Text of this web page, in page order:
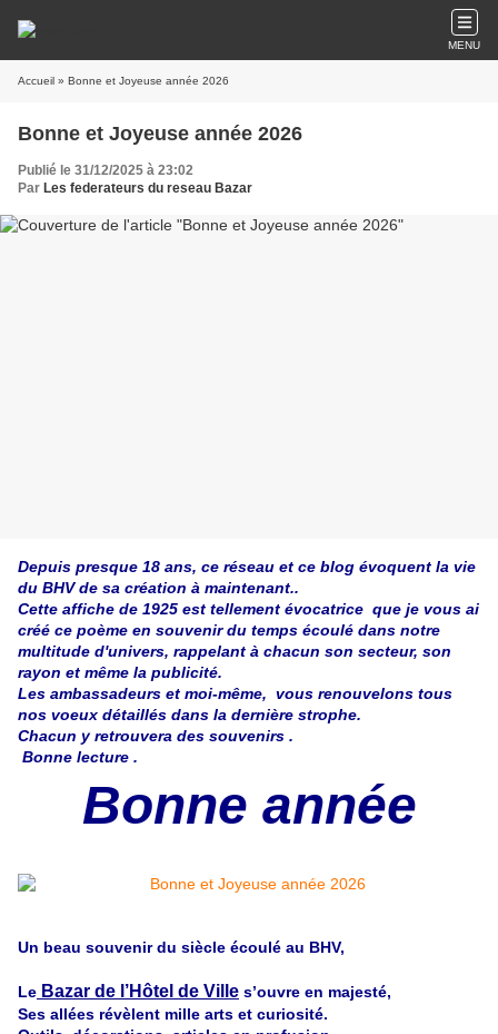
MENU
Accueil » Bonne et Joyeuse année 2026
Bonne et Joyeuse année 2026
Publié le 31/12/2025 à 23:02
Par Les federateurs du reseau Bazar
Depuis presque 18 ans, ce réseau et ce blog évoquent la vie
du BHV de sa création à maintenant..
Cette affiche de 1925 est tellement évocatrice que je vous ai
créé ce poème en souvenir du temps écoulé dans notre
multitude d'univers, rappelant à chacun son secteur, son
rayon et même la publicité.
Les ambassadeurs et moi-même, vous renouvelons tous
nos voeux détaillés dans la dernière strophe.
Chacun y retrouvera des souvenirs .
Bonne lecture .
Bonne année
Un beau souvenir du siècle écoulé au BHV,
Le Bazar de l’Hôtel de Ville s’ouvre en majesté,
Ses allées révèlent mille arts et curiosité.